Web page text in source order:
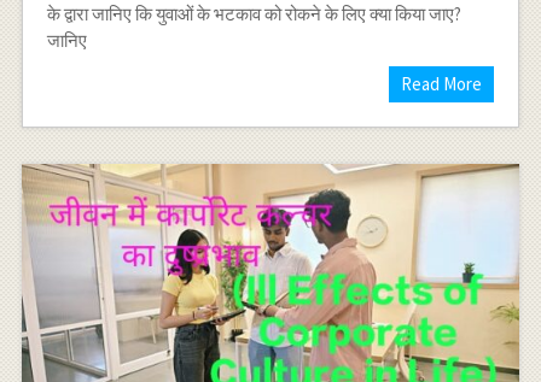
के द्वारा जानिए कि युवाओं के भटकाव को रोकने के लिए क्या किया जाए?
जानिए
Read More